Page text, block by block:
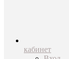
кабинет